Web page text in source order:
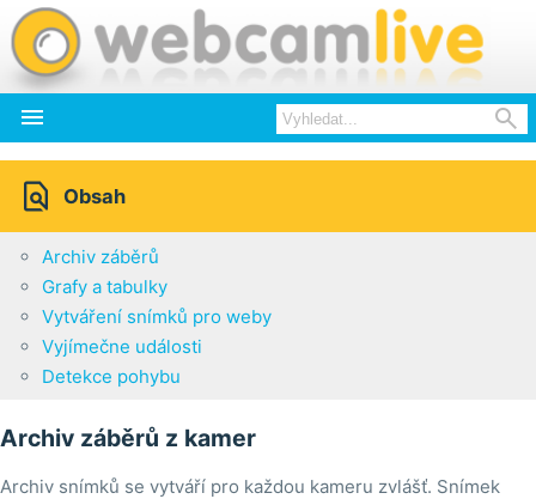
 
 Obsah
Archiv záběrů
Grafy a tabulky
Vytváření snímků pro weby
Vyjímečne události
Detekce pohybu
Archiv záběrů z kamer
Archiv snímků se vytváří pro každou kameru zvlášť. Snímek